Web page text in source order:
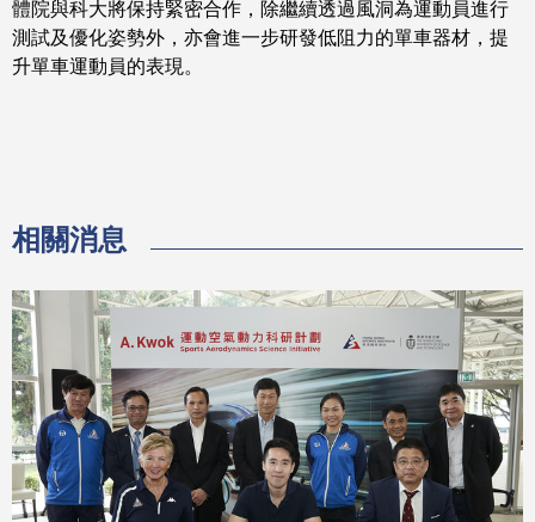
體院與科大將保持緊密合作，除繼續透過風洞為運動員進行
測試及優化姿勢外，亦會進一步研發低阻力的單車器材，提
升單車運動員的表現。
相關消息